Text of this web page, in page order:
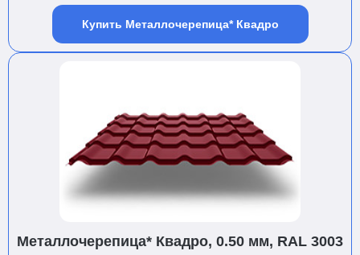
Купить Металлочерепица* Квадро
Металлочерепица* Квадро, 0.50 мм, RAL 3003